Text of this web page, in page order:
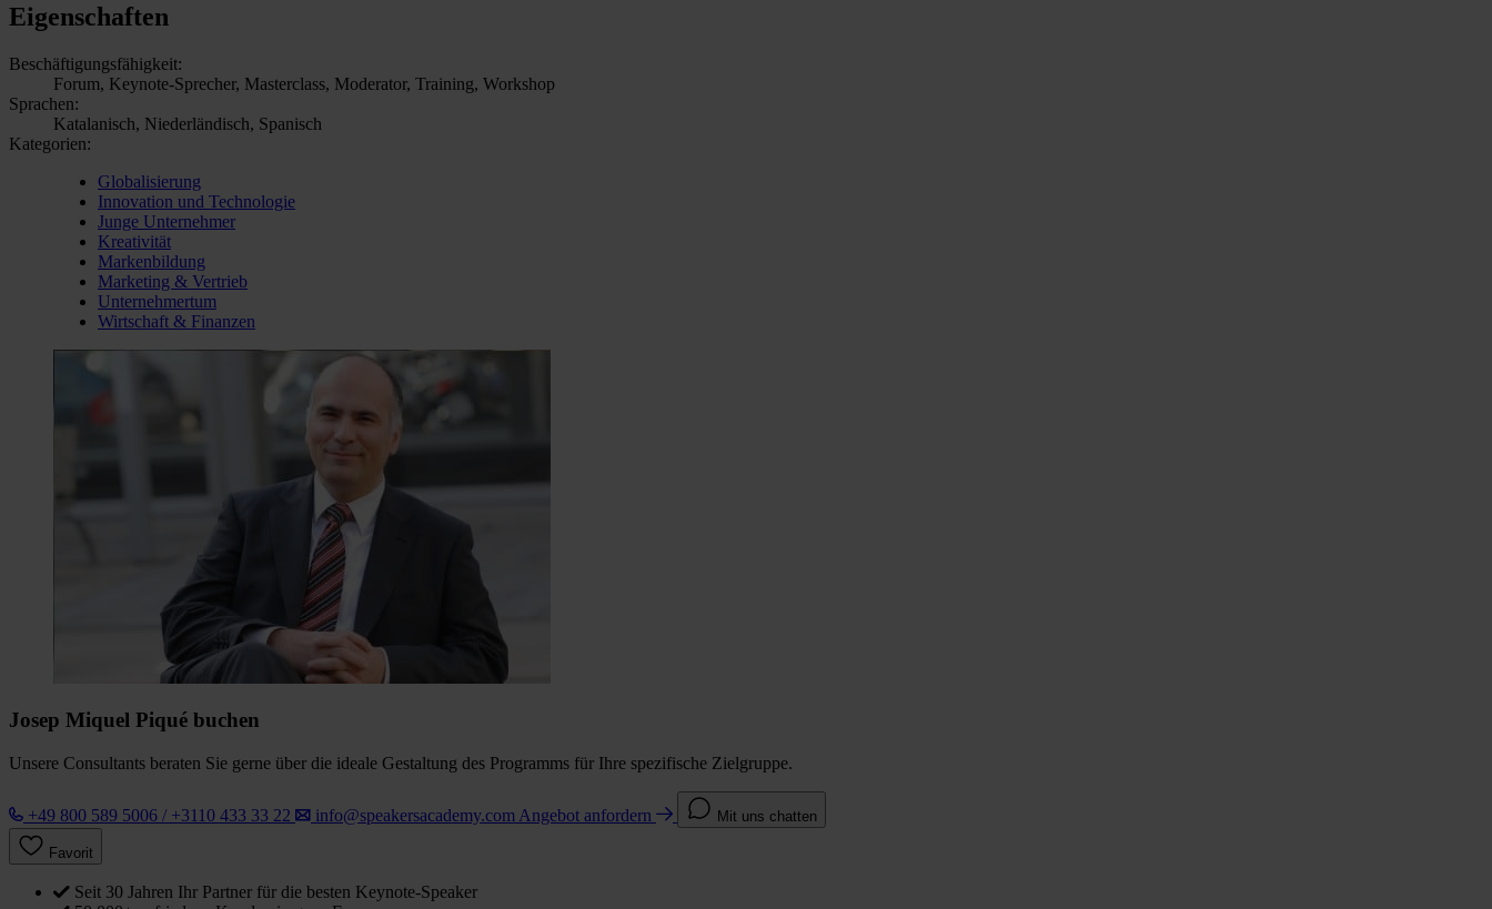
Eigenschaften
Beschäftigungsfähigkeit:
Forum, Keynote-Sprecher, Masterclass, Moderator, Training, Workshop
Sprachen:
Katalanisch, Niederländisch, Spanisch
Kategorien:
Globalisierung
Innovation und Technologie
Junge Unternehmer
Kreativität
Markenbildung
Marketing & Vertrieb
Unternehmertum
Wirtschaft & Finanzen
Josep Miquel Piqué buchen
Unsere Consultants beraten Sie gerne über die ideale Gestaltung des Programms für Ihre spezifische Zielgruppe.
+49 800 589 5006 / +3110 433 33 22 info@speakersacademy.com Angebot anfordern Mit uns chatten
Favorit
Seit 30 Jahren Ihr Partner für die besten Keynote-Speaker